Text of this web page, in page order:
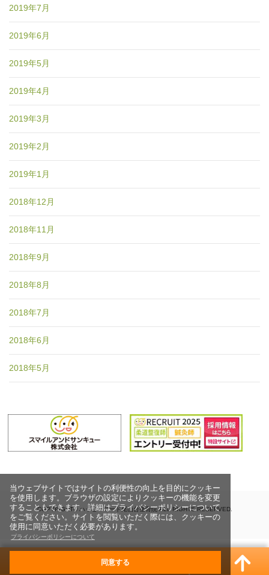
当ウェブサイトではサイトの利便性の向上を目的にクッキー
を使用します。ブラウザの設定によりクッキーの機能を変更
することもできます。詳細はプライバシーポリシーについて
をご覧ください。サイトを閲覧いただく際には、クッキーの
使用に同意いただく必要があります。
プライバシーポリシーについて
同意する
2019年7月
2019年6月
2019年5月
2019年4月
2019年3月
2019年2月
2019年1月
2018年12月
2018年11月
2018年9月
2018年8月
2018年7月
2018年6月
2018年5月
COPYRIGHT© ハッピーロード尾山台整骨院 ALL RIGHTS RESERVED.